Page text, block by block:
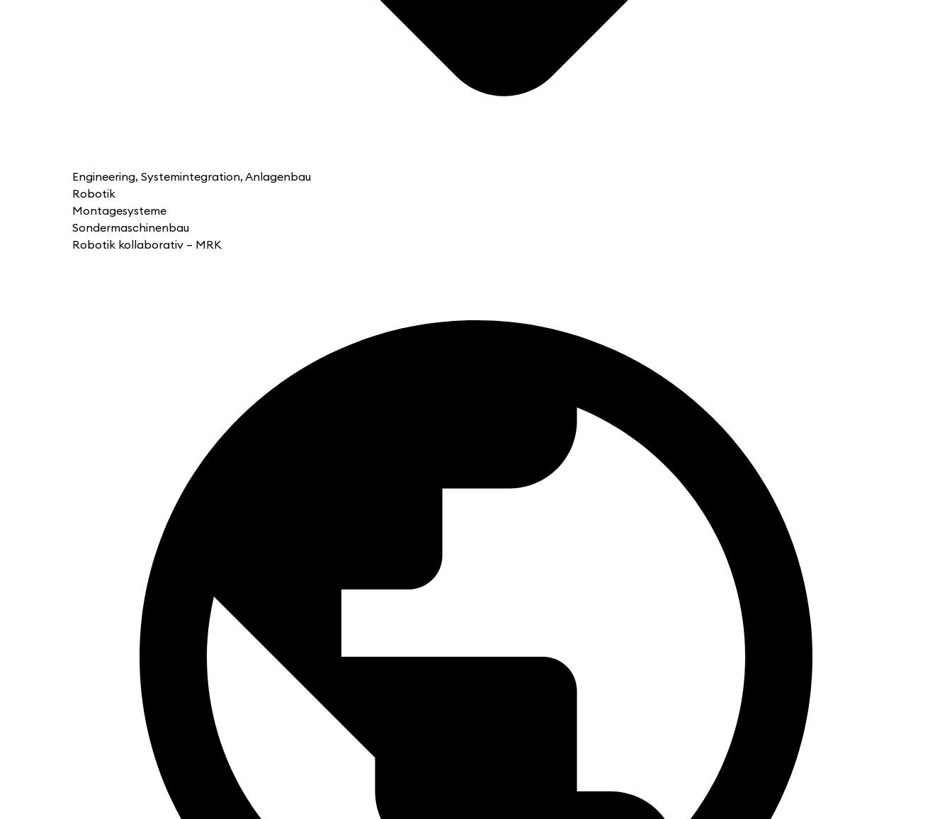
Engineering, Systemintegration, Anlagenbau
Robotik
Montagesysteme
Sondermaschinenbau
Robotik kollaborativ – MRK